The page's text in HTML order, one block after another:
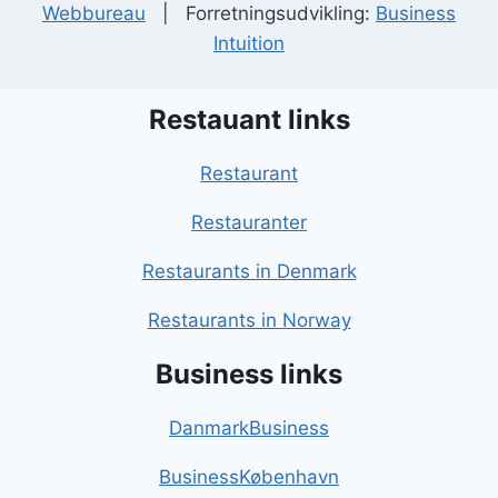
Webbureau | Forretningsudvikling: Business
Intuition
Restauant links
Restaurant
Restauranter
Restaurants in Denmark
Restaurants in Norway
Business links
DanmarkBusiness
BusinessKøbenhavn